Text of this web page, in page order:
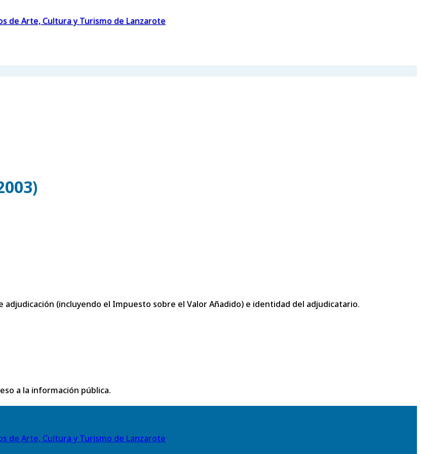
de Arte, Cultura y Turismo de Lanzarote
(incluyendo el Impuesto sobre el Valor Añadido) e identidad del adjudicatario.
a la información pública.
de Arte, Cultura y Turismo de Lanzarote